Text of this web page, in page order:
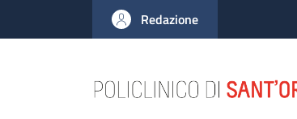
al contenuto principale
to footer content
Redazione